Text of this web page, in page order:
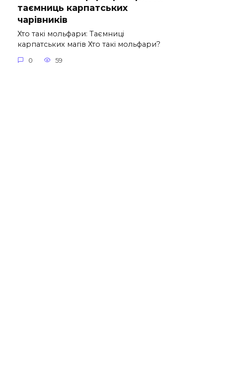
таємниць карпатських
чарівників
Хто такі мольфари: Таємниці
карпатських магів Хто такі мольфари?
0 59